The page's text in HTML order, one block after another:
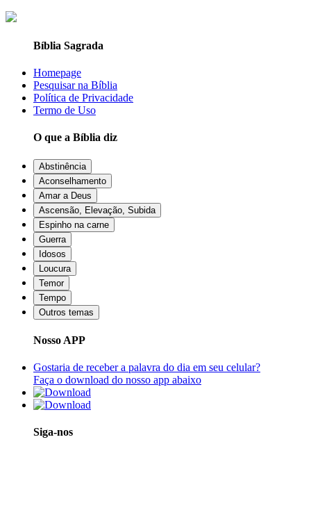
Bíblia Sagrada
Homepage
Pesquisar na Bíblia
Política de Privacidade
Termo de Uso
O que a Bíblia diz
Abstinência
Aconselhamento
Amar a Deus
Ascensão, Elevação, Subida
Espinho na carne
Guerra
Idosos
Loucura
Temor
Tempo
Outros temas
Nosso APP
Gostaria de receber a palavra do dia em seu celular?
Faça o download do nosso app abaixo
Siga-nos